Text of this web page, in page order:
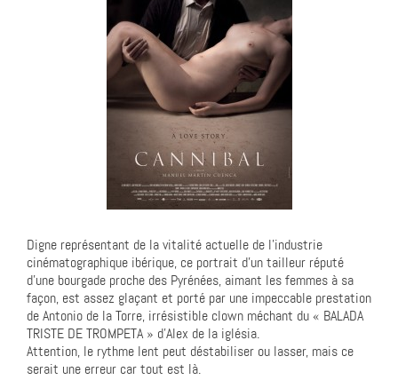
Digne représentant de la vitalité actuelle de l’industrie
cinématographique ibérique, ce portrait d’un tailleur réputé
d’une bourgade proche des Pyrénées, aimant les femmes à sa
façon, est assez glaçant et porté par une impeccable prestation
de Antonio de la Torre, irrésistible clown méchant du « BALADA
TRISTE DE TROMPETA » d’Alex de la iglésia.
Attention, le rythme lent peut déstabiliser ou lasser, mais ce
serait une erreur car tout est là.